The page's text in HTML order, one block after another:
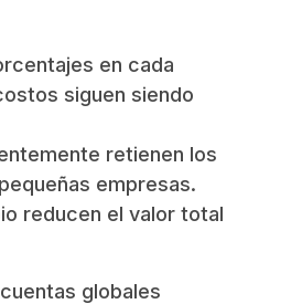
en cada
siguen siendo
retienen los
empresas.
reducen el valor total
globales